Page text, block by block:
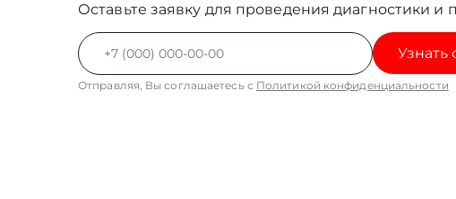
Оставьте заявку для проведения диагностики и
Узнать
Отправляя, Вы соглашаетесь с Политикой конфиденциальности